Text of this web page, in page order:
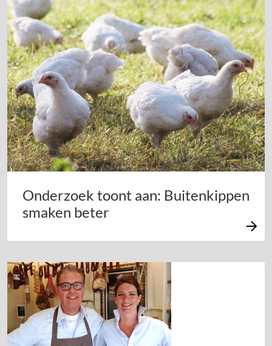
Onderzoek toont aan: Buitenkippen
smaken beter